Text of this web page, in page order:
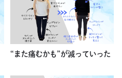
“また痛むかも”が減っていった